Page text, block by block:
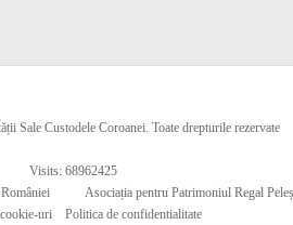
Sale Custodele Coroanei. Toate drepturile rezervate
Visits: 68962425
Asociația pentru Patrimoniul Regal Peleș
uri
Politica de confidentialitate